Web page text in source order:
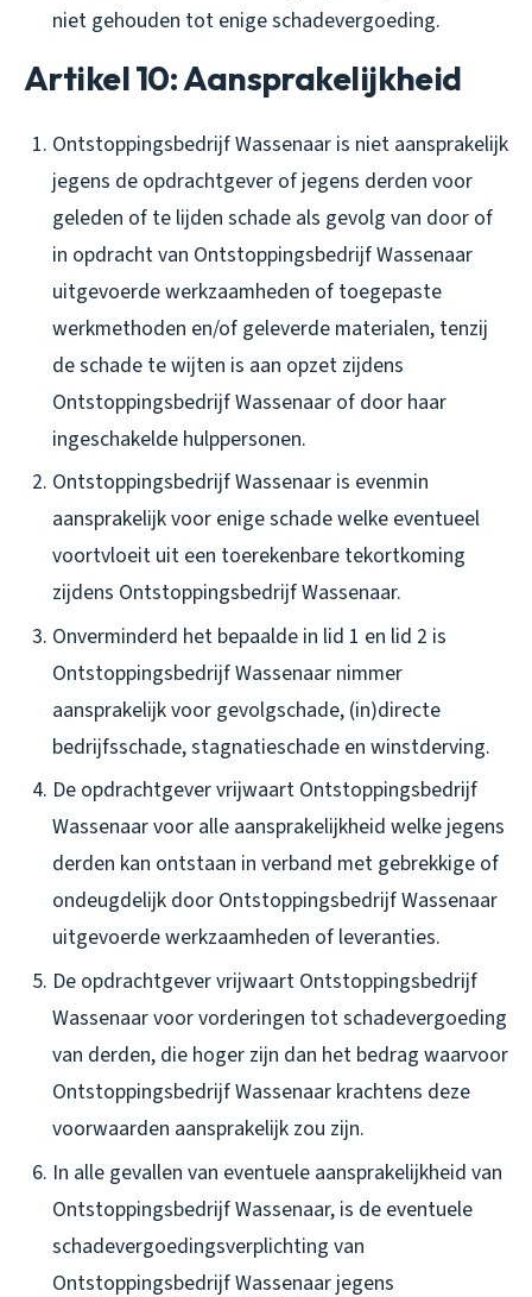
niet gehouden tot enige schadevergoeding.
Artikel 10: Aansprakelijkheid
Ontstoppingsbedrijf Wassenaar is niet aansprakelijk
jegens de opdrachtgever of jegens derden voor
geleden of te lijden schade als gevolg van door of
in opdracht van Ontstoppingsbedrijf Wassenaar
uitgevoerde werkzaamheden of toegepaste
werkmethoden en/of geleverde materialen, tenzij
de schade te wijten is aan opzet zijdens
Ontstoppingsbedrijf Wassenaar of door haar
ingeschakelde hulppersonen.
Ontstoppingsbedrijf Wassenaar is evenmin
aansprakelijk voor enige schade welke eventueel
voortvloeit uit een toerekenbare tekortkoming
zijdens Ontstoppingsbedrijf Wassenaar.
Onverminderd het bepaalde in lid 1 en lid 2 is
Ontstoppingsbedrijf Wassenaar nimmer
aansprakelijk voor gevolgschade, (in)directe
bedrijfsschade, stagnatieschade en winstderving.
De opdrachtgever vrijwaart Ontstoppingsbedrijf
Wassenaar voor alle aansprakelijkheid welke jegens
derden kan ontstaan in verband met gebrekkige of
ondeugdelijk door Ontstoppingsbedrijf Wassenaar
uitgevoerde werkzaamheden of leveranties.
De opdrachtgever vrijwaart Ontstoppingsbedrijf
Wassenaar voor vorderingen tot schadevergoeding
van derden, die hoger zijn dan het bedrag waarvoor
Ontstoppingsbedrijf Wassenaar krachtens deze
voorwaarden aansprakelijk zou zijn.
In alle gevallen van eventuele aansprakelijkheid van
Ontstoppingsbedrijf Wassenaar, is de eventuele
schadevergoedingsverplichting van
Ontstoppingsbedrijf Wassenaar jegens